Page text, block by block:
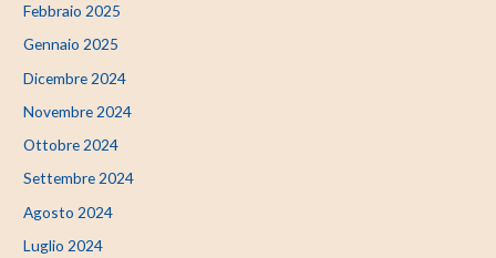
Febbraio 2025
Gennaio 2025
Dicembre 2024
Novembre 2024
Ottobre 2024
Settembre 2024
Agosto 2024
Luglio 2024